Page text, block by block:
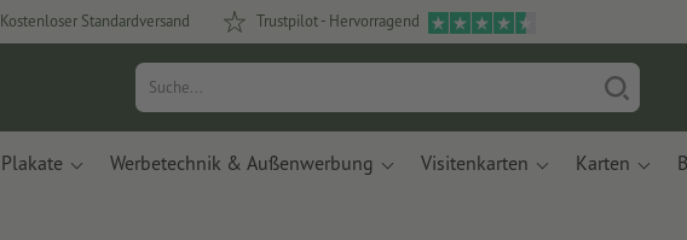
Kostenloser Standardversand Trustpilot - Hervorragend
Plakate Werbetechnik & Außenwerbung Visitenkarten Karten